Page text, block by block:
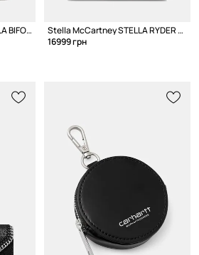
Stella McCartney FALABELLA BIFOLD кошелек для женщин
Stella McCartney STELLA RYDER кошелек из искусственной кожи для женщин
16999 грн